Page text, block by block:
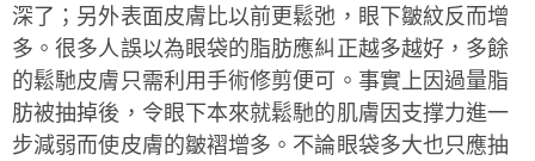
深了；另外表面皮膚比以前更鬆弛，眼下皺紋反而增
多。很多人誤以為眼袋的脂肪應糾正越多越好，多餘
的鬆馳皮膚只需利用手術修剪便可。事實上因過量脂
肪被抽掉後，令眼下本來就鬆馳的肌膚因支撑力進一
步減弱而使皮膚的皺褶增多。不論眼袋多大也只應抽